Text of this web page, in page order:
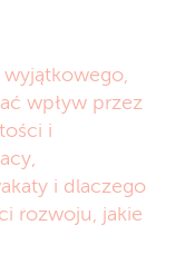
wpływ przez
i
i dlaczego
rozwoju, jakie